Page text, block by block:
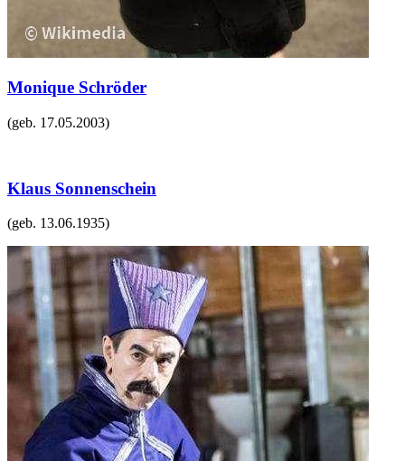
Monique Schröder
(geb. 17.05.2003)
Klaus Sonnenschein
(geb. 13.06.1935)